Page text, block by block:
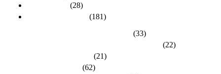
(28)
(181)
(33)
(22)
(21)
(62)